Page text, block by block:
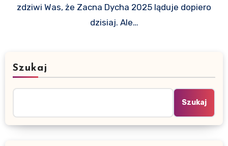
zdziwi Was, że Zacna Dycha 2025 ląduje dopiero
dzisiaj. Ale…
Szukaj
Szukaj